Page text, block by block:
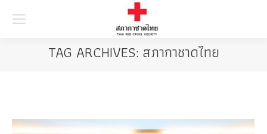
TAG ARCHIVES: สภากาชาดไทย